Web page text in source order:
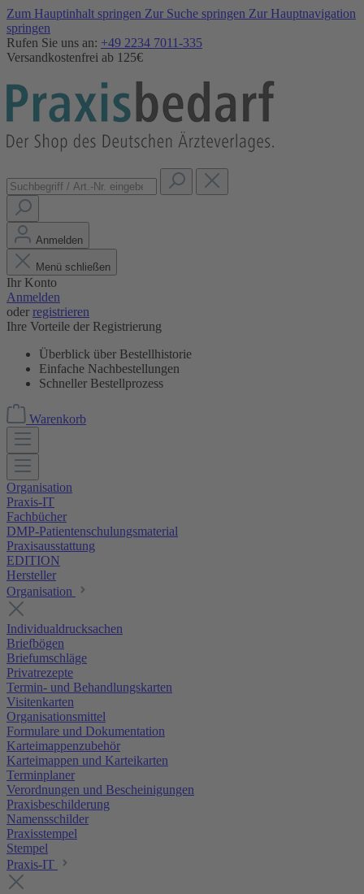
Zum Hauptinhalt springen Zur Suche springen Zur Hauptnavigation
springen
Rufen Sie uns an: +49 2234 7011-335
Versandkostenfrei ab 125€
Anmelden
Menü schließen
Ihr Konto
Anmelden
oder registrieren
Ihre Vorteile der Registrierung
Überblick über Bestellhistorie
Einfache Nachbestellungen
Schneller Bestellprozess
Warenkorb
Organisation
Praxis-IT
Fachbücher
DMP-Patientenschulungsmaterial
Praxisausstattung
EDITION
Hersteller
Organisation
Individualdrucksachen
Briefbögen
Briefumschläge
Privatrezepte
Termin- und Behandlungskarten
Visitenkarten
Organisationsmittel
Formulare und Dokumentation
Karteimappenzubehör
Karteimappen und Karteikarten
Terminplaner
Verordnungen und Bescheinigungen
Praxisbeschilderung
Namensschilder
Praxisstempel
Stempel
Praxis-IT